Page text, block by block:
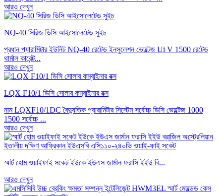
আরও দেখুন
NQ-40 সিরিজ ডিসি আইসোলেটেড সুইচ
প্রধান প্যারামিটার ইউনিট NQ-40 রেটেড ইনসুলেশন ভোল্টেজ Ui V 1500 রেটেড
থার্মাল কারেন্ট...
আরও দেখুন
LQX F10/1 ডিসি সোলার কম্বাইনার বক্স
নাম LQXF10/1DC বৈদ্যুতিক প্যারামিটার সিস্টেম সর্বোচ্চ ডিসি ভোল্টেজ 1000
1500 সর্বোচ্চ ...
আরও দেখুন
স্মার্ট হোম ওয়াইফাই সকেট ইউকে ইউএস জার্মান ফরাসি ইইউ বি...
আরও দেখুন